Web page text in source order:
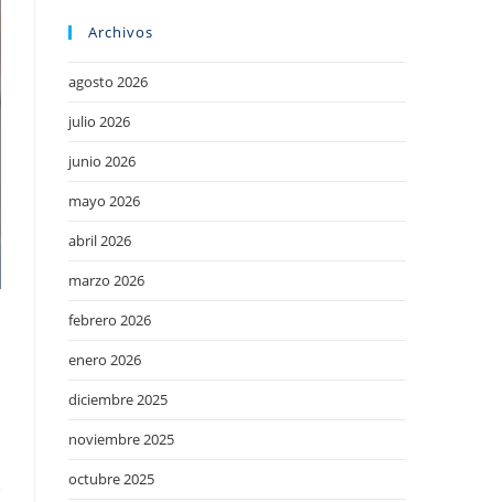
Archivos
agosto 2026
julio 2026
junio 2026
mayo 2026
abril 2026
marzo 2026
febrero 2026
enero 2026
diciembre 2025
noviembre 2025
octubre 2025